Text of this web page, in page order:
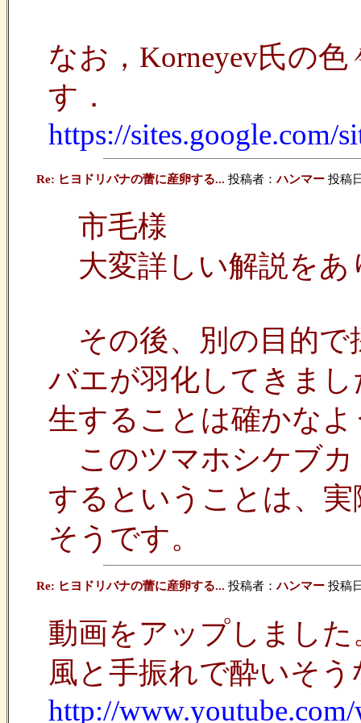
なお，Korneyev氏の
す．
https://sites.google.com/
Re: ヒヨドリバナの蕾に産卵する... 投稿者：ハンマー 投稿
市毛様
大変詳しい解説をあ
その後、別の目的で
バエが羽化してきま
生することは確かな
このツマホシケブカ
するということは、
そうです。
Re: ヒヨドリバナの蕾に産卵する... 投稿者：ハンマー 投稿
動画をアップしました
風と手振れで酔いそ
http://